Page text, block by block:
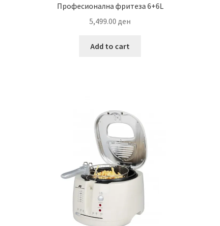
Професионална фритеза 6+6L
5,499.00 ден
Add to cart